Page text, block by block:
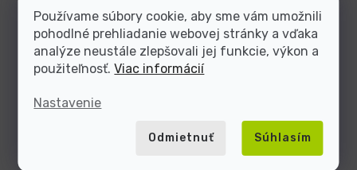
Používame súbory cookie, aby sme vám umožnili
pohodlné prehliadanie webovej stránky a vďaka
analýze neustále zlepšovali jej funkcie, výkon a
použiteľnosť.Viac informácií
Nastavenie
Odmietnuť Súhlasím